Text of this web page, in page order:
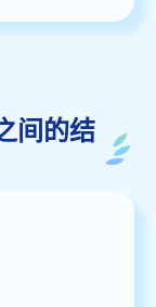
间的结